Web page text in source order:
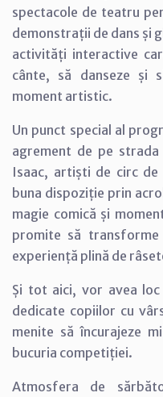
spectacole de teatru
demonstrații de dans și
activități interactive
cânte, să danseze și
moment artistic.
Un punct special al
agrement de pe strada
Isaac, artiști de circ de
buna dispoziție prin
magie comică și
promite să
experiență plină de
Și tot aici, vor avea
dedicate copiilor cu
menite să încurajeze
bucuria competiției.
Atmosfera de